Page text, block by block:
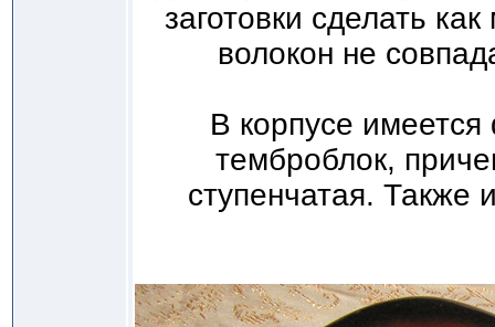
заготовки сделать
волокон не
В корпусе
темброблок,
ступенчатая. Также